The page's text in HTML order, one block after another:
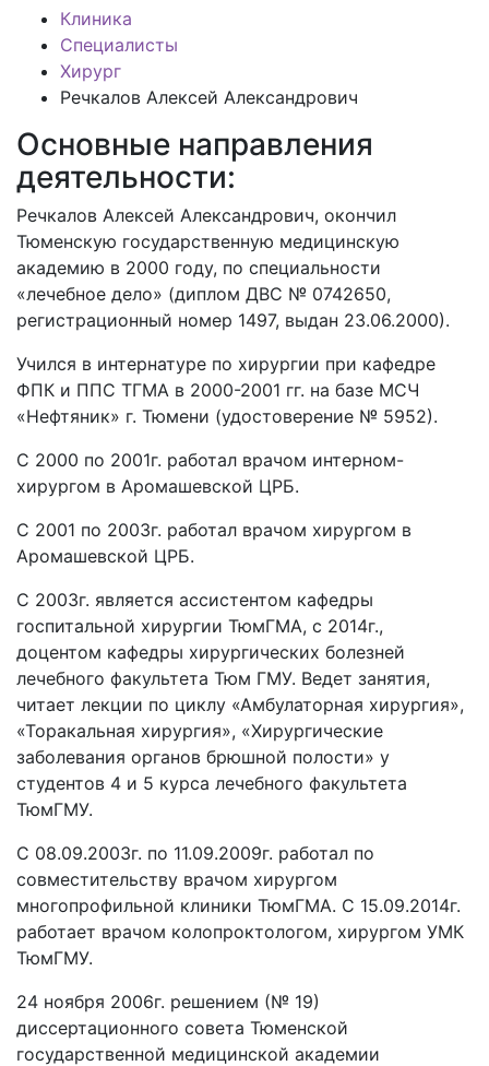
Клиника
Специалисты
Хирург
Речкалов Алексей Александрович
Основные направления
деятельности:
Речкалов Алексей Александрович, окончил
Тюменскую государственную медицинскую
академию в 2000 году, по специальности
«лечебное дело» (диплом ДВС № 0742650,
регистрационный номер 1497, выдан 23.06.2000).
Учился в интернатуре по хирур­гии при кафедре
ФПК и ППС ТГМА в 2000-2001 гг. на базе МСЧ
«Нефтяник» г. Тюмени (удостоверение № 5952).
С 2000 по 2001г. работал врачом интерном-
хирургом в Аромашевской ЦРБ.
С 2001 по 2003г. работал врачом хирургом в
Аромашевской ЦРБ.
С 2003г. является ассистентом кафедры
госпитальной хирургии ТюмГМА, с 2014г.,
доцентом кафедры хирургических болезней
лечебного факультета Тюм ГМУ. Ведет занятия,
читает лекции по циклу «Амбулаторная хирургия»,
«Торакальная хирургия», «Хирургические
заболевания органов брюшной полости» у
студентов 4 и 5 курса лечебного факультета
ТюмГМУ.
С 08.09.2003г. по 11.09.2009г. работал по
совместительству врачом хирургом
многопрофильной клиники ТюмГМА. С 15.09.2014г.
работает врачом колопроктологом, хирургом УМК
ТюмГМУ.
24 ноября 2006г. решением (№ 19)
диссертационного совета Тюменской
государственной медицинской академии